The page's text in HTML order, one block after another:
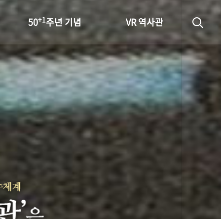
50+1주년 기념
성과 50선
숫자로 보는 50년
50
주년 광장
세계와 함께 한 KIHASA
VR 역사관